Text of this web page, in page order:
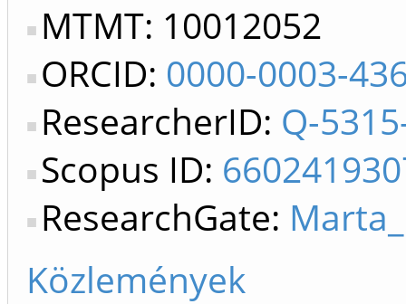
MTMT: 10012052
ORCID: 0000-0003-
ResearcherID: Q-
Scopus ID:
ResearchGate:
Közlemények